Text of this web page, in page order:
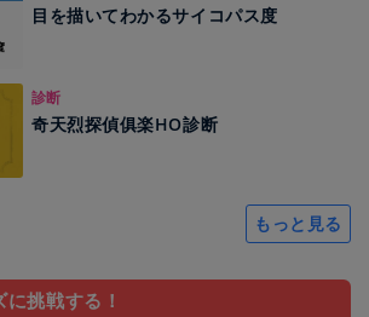
目を描いてわかるサイコパス度
診断
奇天烈探偵俱楽HO診断
もっと見る
に挑戦する！